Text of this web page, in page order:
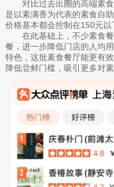
对比过去出圈的高端素
是以素满香为代表的素食自
价格基本都会控制在150元以
在此基础上，不少素食
餐，进一步降低门店的人均
特色，这批素食餐厅能更有
降低尝鲜门槛，吸引更多对